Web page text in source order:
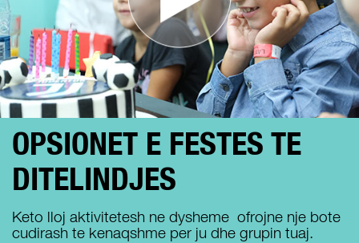
OPSIONET E FESTES TE
DITELINDJES
Keto lloj aktivitetesh ne dysheme ofrojne nje bote
cudirash te kenaqshme per ju dhe grupin tuaj.